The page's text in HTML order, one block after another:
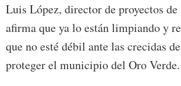
Luis López, director de proyectos de
afirma que ya lo están limpiando y
que no esté débil ante las crecidas
proteger el municipio del Oro Verde.